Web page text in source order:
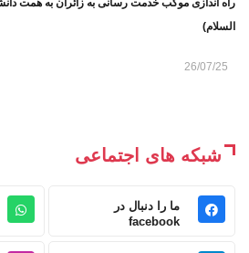
السلام)
26/07/25
شبکه های اجتماعی
ما را دنبال در
facebook